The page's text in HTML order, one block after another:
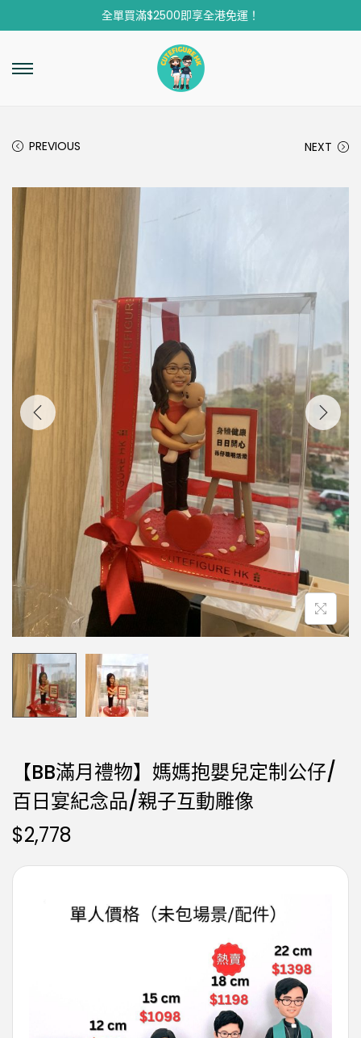
全單買滿$2500即享全港免運！
PREVIOUS NEXT
【BB滿月禮物】媽媽抱嬰兒定制公仔/
百日宴紀念品/親子互動雕像
$2,778